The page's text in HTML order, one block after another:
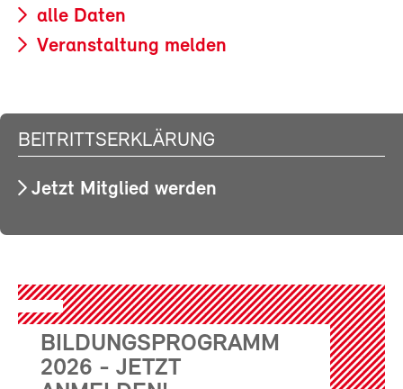
alle Daten
Veranstaltung melden
BEITRITTSERKLÄRUNG
Jetzt Mitglied werden
BILDUNGSPROGRAMM
2026 - JETZT